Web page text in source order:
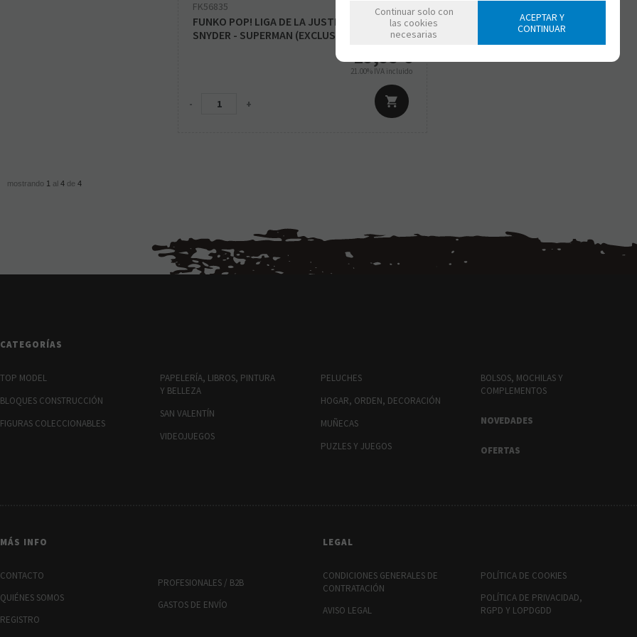
FK56835
FUNKO POP! LIGA DE LA JUSTICIA ZACK
SNYDER - SUPERMAN (EXCLUSIVO)
19,95€
21.00% IVA incluido
- +
mostrando 1 al 4 de 4
CATEGORÍAS
TOP MODEL
BLOQUES CONSTRUCCIÓN
FIGURAS COLECCIONABLES
PAPELERÍA, LIBROS, PINTURA
Y BELLEZA
SAN VALENTÍN
VIDEOJUEGOS
PELUCHES
HOGAR, ORDEN, DECORACIÓN
MUÑECAS
PUZLES Y JUEGOS
BOLSOS, MOCHILAS Y
COMPLEMENTOS
NOVEDADES
OFERTAS
MÁS INFO
CONTACTO
QUIÉNES SOMOS
REGISTRO
PROFESIONALES / B2B
GASTOS DE ENVÍO
LEGAL
CONDICIONES GENERALES DE
CONTRATACIÓN
AVISO LEGAL
POLÍTICA DE COOKIES
POLÍTICA DE PRIVACIDAD,
RGPD Y LOPDGDD
Continuar solo con
las cookies
necesarias
ACEPTAR Y
CONTINUAR